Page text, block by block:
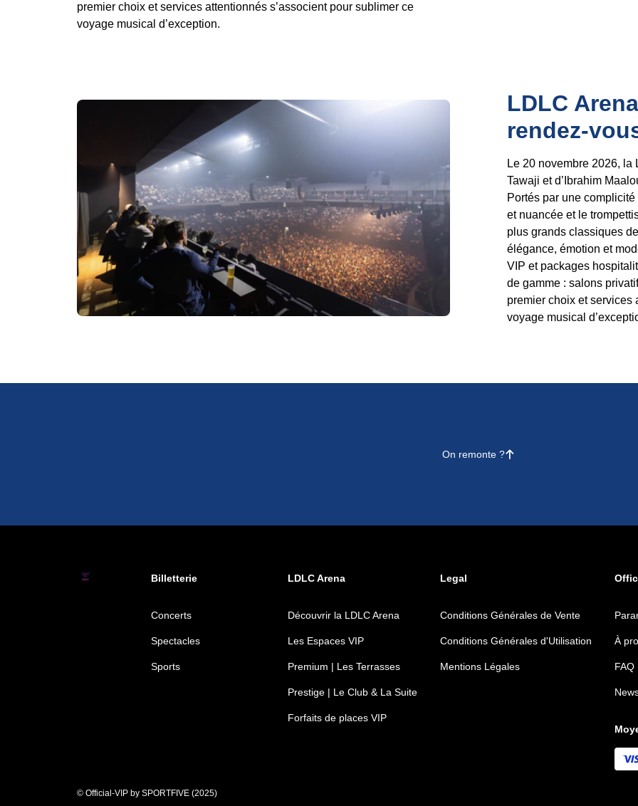
premier choix et services attentionnés s’associent pour sublimer ce
voyage musical d’exception.
LDLC
rendez-
Le 20 novembre 2026, la
Tawaji et d’Ibrahim
Portés par une
et nuancée et le
plus grands classiques
élégance, émotion et
VIP et packages
de gamme : salons
premier choix et services
voyage musical
On remonte ?􀄨
Billetterie LDLC Arena Legal
Concerts
Spectacles
Sports
Découvrir la LDLC Arena
Les Espaces VIP
Premium | Les Terrasses
Prestige | Le Club & La Suite
Forfaits de places VIP
Conditions Générales de Vente
Conditions Générales d'Utilisation
Mentions Légales
À
FAQ
© Official-VIP by SPORTFIVE (2025)